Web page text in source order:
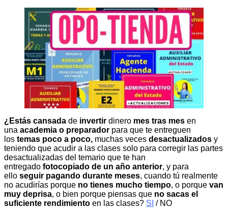
¿Estás cansada de invertir dinero mes tras mes en
una academia o preparador para que te entreguen
los temas poco a poco, muchas veces desactualizados y
teniendo que acudir a las clases solo para corregir las partes
desactualizadas del temario que te han
entregado fotocopiado de un año anterior, y para
ello seguir pagando durante meses, cuando tú realmente
no acudirías porque no tienes mucho tiempo, o porque van
muy deprisa, o bien porque piensas que no sacas el
suficiente rendimiento en las clases? SI / NO